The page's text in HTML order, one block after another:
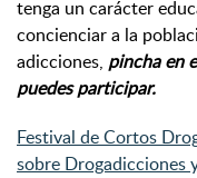
tenga un carácter
concienciar a la
adicciones, pincha en
puedes participar.
Festival de Cortos
sobre Drogadicciones